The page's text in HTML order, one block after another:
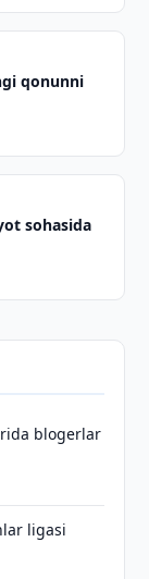
qonunni
sohasida
blogerlar
ligasi